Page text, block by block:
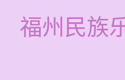
福州民族